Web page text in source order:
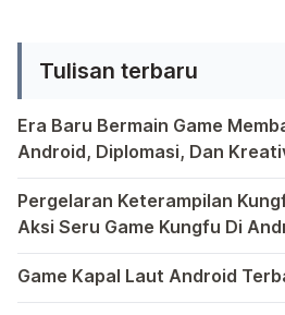
perangkat
Anda akses
Tulisan terbaru
Era Baru Bermain Game
Android, Diplomasi, Dan
Anda
Bermain game di platform
Pergelaran Keterampilan
Aksi Seru Game Kungfu Di
Dunia game selalu menawarkan
Game Kapal Laut Android
Di dunia game Android yang